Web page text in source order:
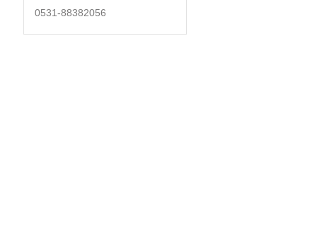
0531-88382056